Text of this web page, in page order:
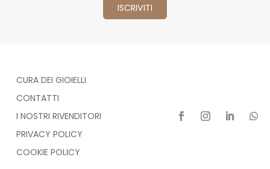
CURA DEI GIOIELLI
CONTATTI
I NOSTRI RIVENDITORI
PRIVACY POLICY
COOKIE POLICY